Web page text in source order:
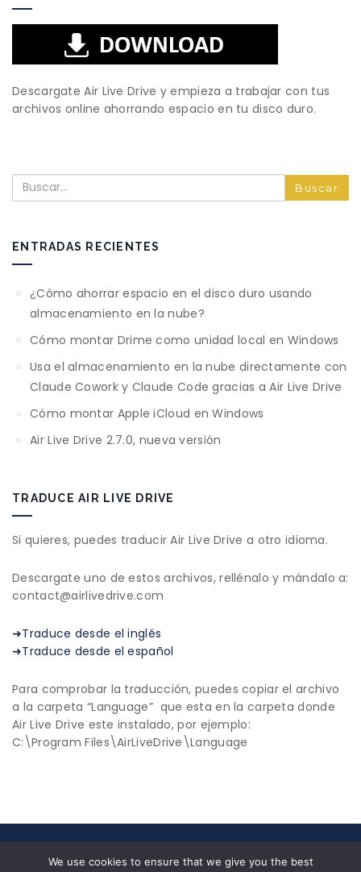
Descargate Air Live Drive y empieza a trabajar con tus
archivos online ahorrando espacio en tu disco duro.
Buscar
ENTRADAS RECIENTES
¿Cómo ahorrar espacio en el disco duro usando
almacenamiento en la nube?
Cómo montar Drime como unidad local en Windows
Usa el almacenamiento en la nube directamente con
Claude Cowork y Claude Code gracias a Air Live Drive
Cómo montar Apple iCloud en Windows
Air Live Drive 2.7.0, nueva versión
TRADUCE AIR LIVE DRIVE
Si quieres, puedes traducir Air Live Drive a otro idioma.
Descargate uno de estos archivos, rellénalo y mándalo a:
contact@airlivedrive.com
➜Traduce desde el inglés
➜Traduce desde el español
Para comprobar la traducción, puedes copiar el archivo
a la carpeta “Language” que esta en la carpeta donde
Air Live Drive este instalado, por ejemplo:
C:\Program Files\AirLiveDrive\Language
© 2026 All Rights Reserved|Privacy Policy |End User
We use cookies to ensure that we give you the best